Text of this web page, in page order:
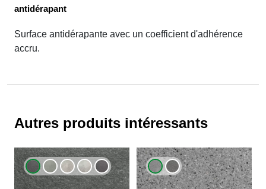
antidérapant
Surface antidérapante avec un coefficient d'adhérence
accru.
Autres produits intéressants